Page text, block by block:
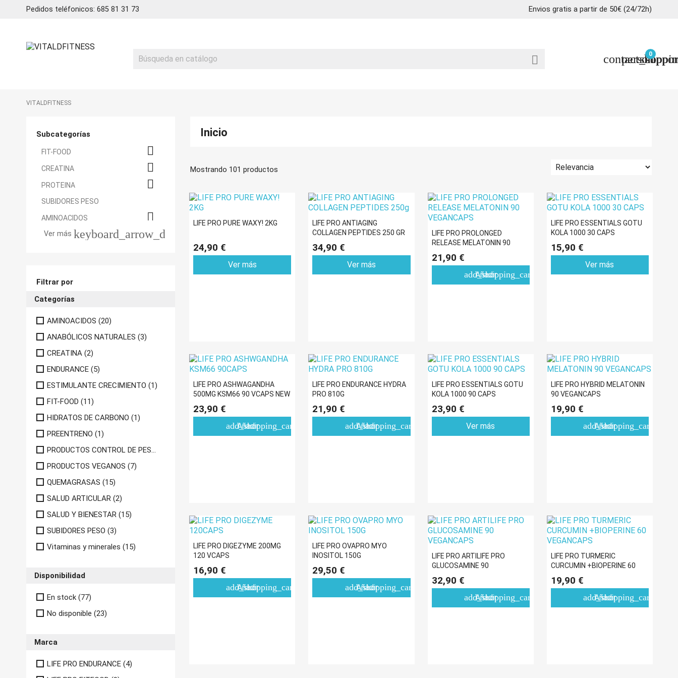
Pedidos teléfonicos: 685 81 31 73 Envios gratis a partir de 50€ (24/72h)
 person
0
VITALDFITNESS
Subcategorías
FIT-FOOD 
CREATINA 
PROTEINA 
SUBIDORES PESO
AMINOACIDOS 
QUEMAGRASAS
COMPLEMENTOS
Vitaminas y minerales
PREENTRENO
SALUD Y BIENESTAR
ACEITES
ENDURANCE
HIDRATOS DE CARBONO 
PRODUCTOS VEGANOS
PRODUCTOS CONTROL DE PESO
ANABÓLICOS NATURALES
Ver más keyboard_arrow_down
Filtrar por
Categorías
AMINOACIDOS (20)
ANABÓLICOS NATURALES (3)
CREATINA (2)
ENDURANCE (5)
ESTIMULANTE CRECIMIENTO (1)
FIT-FOOD (11)
HIDRATOS DE CARBONO (1)
PREENTRENO (1)
PRODUCTOS CONTROL DE PESO
PRODUCTOS VEGANOS (7)
QUEMAGRASAS (15)
SALUD ARTICULAR (2)
SALUD Y BIENESTAR (15)
SUBIDORES PESO (3)
Vitaminas y minerales (15)
Disponibilidad
En stock (77)
No disponible (23)
Marca
LIFE PRO ENDURANCE (4)
Inicio
Mostrando 101 productos
LIFE PRO PURE WAXY! 2KG
24,90 €
Ver más
LIFE PRO ANTIAGING
COLLAGEN PEPTIDES 250 GR
34,90 €
Ver más
LIFE PRO PROLONGED
RELEASE MELATONIN 90
21,90 €
add_shopping_cart
Añadir
LIFE PRO ESSENTIALS GOTU
KOLA 1000 30 CAPS
15,90 €
Ver más
LIFE PRO ASHWAGANDHA
500MG KSM66 90 VCAPS NEW
23,90 €
add_shopping_cart
Añadir
LIFE PRO ENDURANCE HYDRA
PRO 810G
21,90 €
add_shopping_cart
Añadir
LIFE PRO ESSENTIALS GOTU
KOLA 1000 90 CAPS
23,90 €
Ver más
LIFE PRO HYBRID MELATONIN
90 VEGANCAPS
19,90 €
add_shopping_cart
Añadir
LIFE PRO DIGEZYME 200MG
120 VCAPS
16,90 €
add_shopping_cart
Añadir
LIFE PRO OVAPRO MYO
INOSITOL 150G
29,50 €
add_shopping_cart
Añadir
LIFE PRO ARTILIFE PRO
GLUCOSAMINE 90
32,90 €
add_shopping_cart
Añadir
LIFE PRO TURMERIC
CURCUMIN +BIOPERINE 60
19,90 €
add_shopping_cart
Añadir